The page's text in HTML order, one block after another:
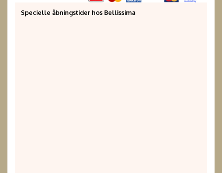
Specielle åbningstider hos Bellissima